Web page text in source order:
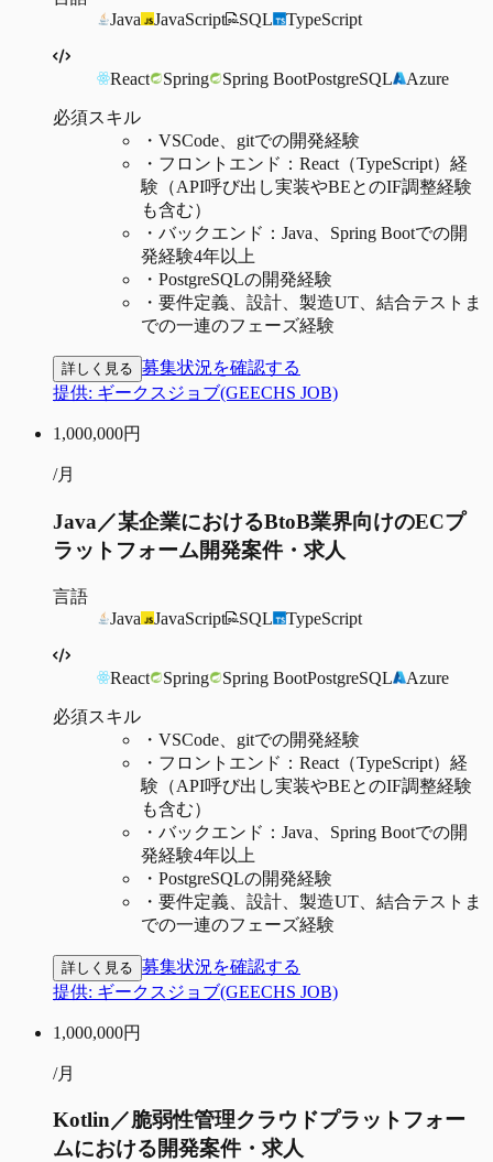
Java
JavaScript SQL TypeScript
React Spring Spring BootPostgreSQL Azure
必須スキル
・ VSCode、gitでの開発経験
・ フロントエンド：React（TypeScript）経
験（API呼び出し実装やBEとのIF調整経験
も含む）
・ バックエンド：Java、Spring Bootでの開
発経験4年以上
・ PostgreSQLの開発経験
・ 要件定義、設計、製造UT、結合テストま
での一連のフェーズ経験
詳しく見る 募集状況を確認する
提供: ギークスジョブ(GEECHS JOB)
1,000,000円
/月
Java／某企業におけるBtoB業界向けのECプ
ラットフォーム開発案件・求人
言語
Java
JavaScript SQL TypeScript
React Spring Spring BootPostgreSQL Azure
必須スキル
・ VSCode、gitでの開発経験
・ フロントエンド：React（TypeScript）経
験（API呼び出し実装やBEとのIF調整経験
も含む）
・ バックエンド：Java、Spring Bootでの開
発経験4年以上
・ PostgreSQLの開発経験
・ 要件定義、設計、製造UT、結合テストま
での一連のフェーズ経験
詳しく見る 募集状況を確認する
提供: ギークスジョブ(GEECHS JOB)
1,000,000円
/月
Kotlin／脆弱性管理クラウドプラットフォー
ムにおける開発案件・求人